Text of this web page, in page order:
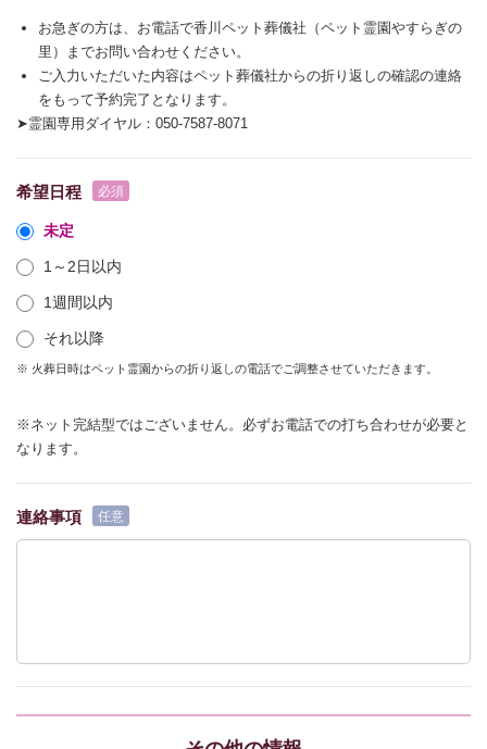
お急ぎの方は、お電話で香川ペット葬儀社（ペット霊園やすらぎの
里）までお問い合わせください。
ご入力いただいた内容はペット葬儀社からの折り返しの確認の連絡
をもって予約完了となります。
➤霊園専用ダイヤル：050-7587-8071
希望日程
未定
1～2日以内
1週間以内
それ以降
※ 火葬日時はペット霊園からの折り返しの電話でご調整させていただきます。
※ネット完結型ではございません。必ずお電話での打ち合わせが必要と
なります。
連絡事項